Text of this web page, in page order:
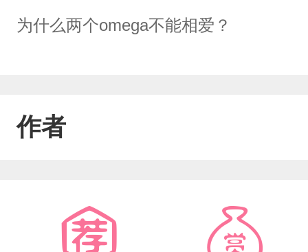
为什么两个omega不能相爱？
作者